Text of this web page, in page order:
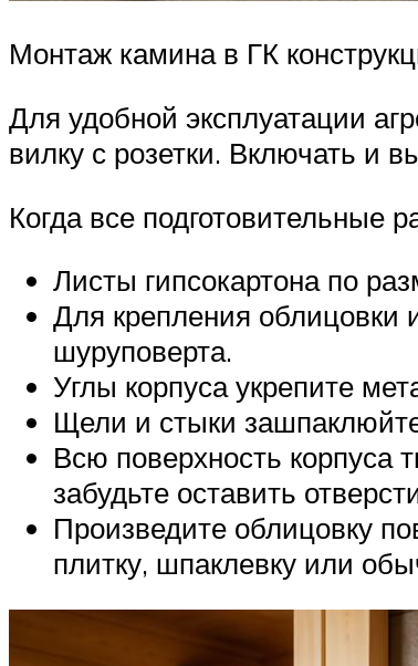
Монтаж камина в ГК
Для удобной эксплуатации
вилку с розетки. Включать и
Когда все подготовительные
Листы гипсокартона по
Для крепления облицовки
шуруповерта.
Углы корпуса укрепите
Щели и стыки
Всю поверхность корпуса
забудьте оставить
Произведите облицовку
плитку, шпаклевку или